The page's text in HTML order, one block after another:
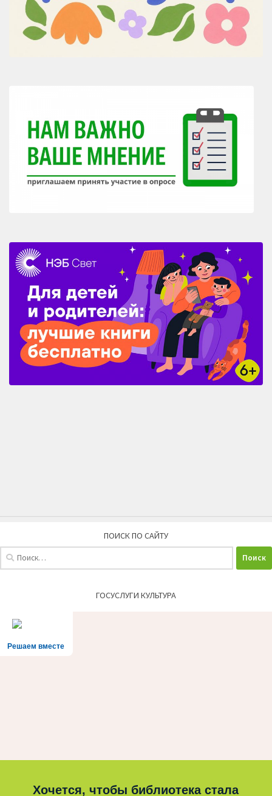
ПОИСК ПО САЙТУ
ГОСУСЛУГИ КУЛЬТУРА
Решаем вместе
Хочется, чтобы библиотека стала